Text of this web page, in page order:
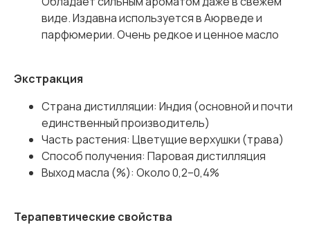
виде. Издавна используется в Аюрведе и
парфюмерии. Очень редкое и ценное масло
Экстракция
Страна дистилляции: Индия (основной и почти
единственный производитель)
Часть растения: Цветущие верхушки (трава)
Способ получения: Паровая дистилляция
Выход масла (%): Около 0,2–0,4%
Терапевтические свойства